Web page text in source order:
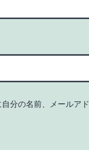
分の名前、メールア